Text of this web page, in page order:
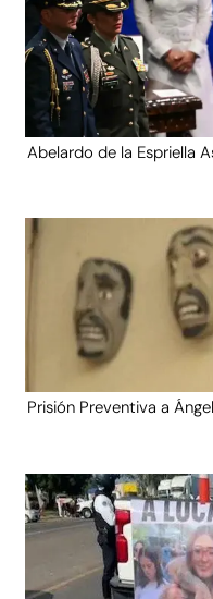
Abelardo de la Espriella
Prisión Preventiva a